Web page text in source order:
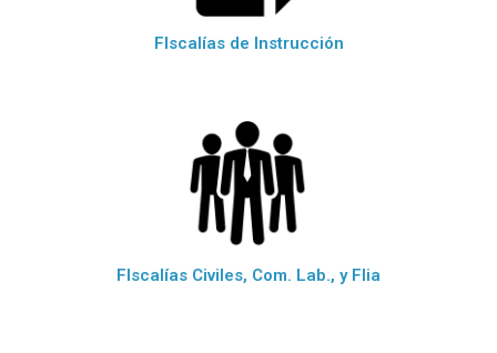
FIscalías de Instrucción
FIscalías Civiles, Com. Lab., y Flia